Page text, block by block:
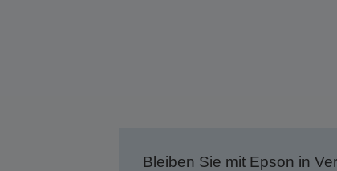
Bleiben Sie mit Epson in